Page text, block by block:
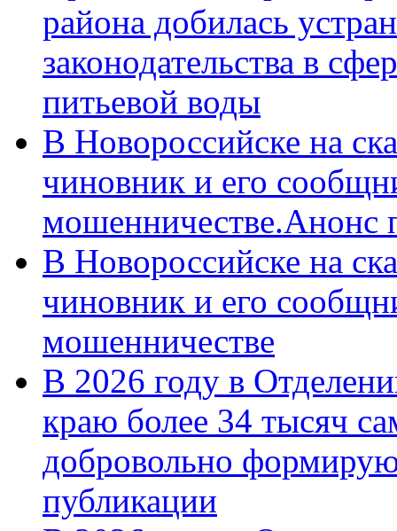
района добилась
законодательства в
питьевой воды
В Новороссийске на
чиновник и его
мошенничестве.Анонс
В Новороссийске на
чиновник и его
мошенничестве
В 2026 году в
краю более 34 тысяч
добровольно
публикации